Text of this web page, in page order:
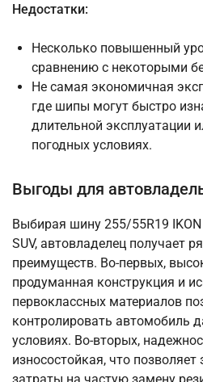
Недостатки:
Несколько повышенный
сравнению с некоторыми
Не самая экономичная
где шипы могут быстро
длительной эксплуатации
погодных условиях.
Выгоды для
Выбирая шину 255/55R19 IKON
SUV, автовладелец получает
преимуществ. Во-первых,
продуманная конструкция и
первоклассных материалов
контролировать автомобиль
условиях. Во-вторых,
износостойкая, что позволяет